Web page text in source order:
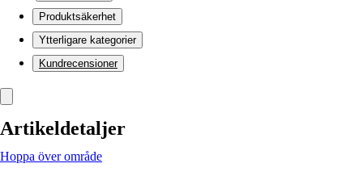
Produktsäkerhet
Ytterligare kategorier
Kundrecensioner
Artikeldetaljer
Hoppa över område